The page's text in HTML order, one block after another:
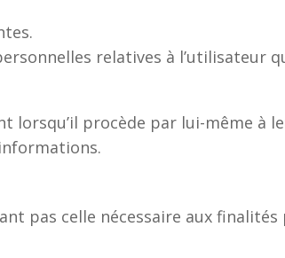
relatives à l’utilisateur
lorsqu’il procède par lui-même à
pas celle nécessaire aux